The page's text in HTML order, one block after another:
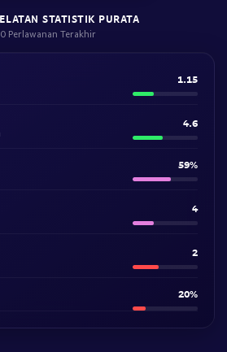
STATISTIK PURATA
Perlawanan Terakhir
1.15
4.6
59%
4
2
20%